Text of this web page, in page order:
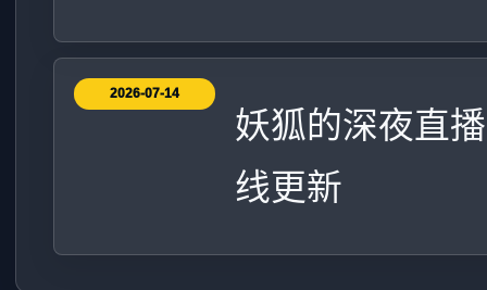
2026-07-14
妖狐的深夜直
线更新